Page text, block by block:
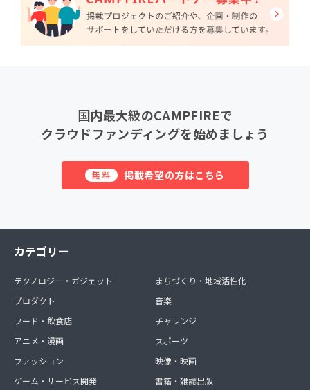
国内最大級のCAMPFIREで
クラウドファンディングを始めましょう
無料 掲載希望の方はこちら
カテゴリー
テクノロジー・ガジェット
プロダクト
フード・飲食店
アニメ・漫画
ファッション
ゲーム・サービス開発
まちづくり・地域活性化
音楽
チャレンジ
スポーツ
映像・映画
書籍・雑誌出版